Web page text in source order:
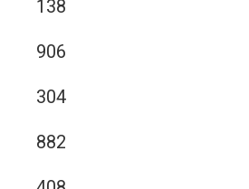
138
906
304
882